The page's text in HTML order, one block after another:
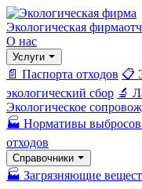
Экологическая фирма
О нас
Услуги
📄 Паспорта отходов 📋
экологический сбор 🔬
Экологическое
🏭 Нормативы
отходов
Справочники
🏭 Загрязняющие